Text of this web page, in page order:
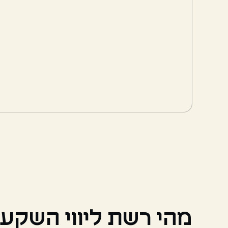
מהי רשת ליווי